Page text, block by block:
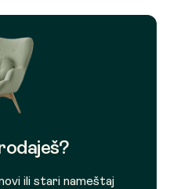
ili stari nameštaj